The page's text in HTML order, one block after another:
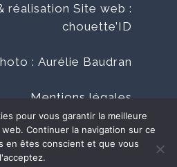
réalisation Site web :
chouette’ID
:Aurélie Baudran
Mentions légales
CVG
pour vous garantir la meilleure
Continuer la navigation sur ce
en êtes conscient et que vous
l'acceptez.